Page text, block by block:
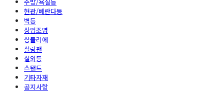
현관/베란다등
벽등
상업조명
샹들리에
실링팬
실외등
스탠드
기타자재
공지사항